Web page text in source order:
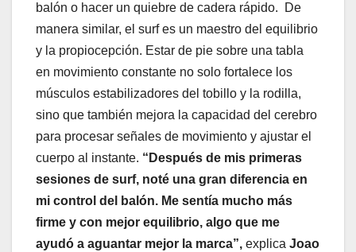
balón o hacer un quiebre de cadera rápido. De
manera similar, el surf es un maestro del equilibrio
y la propiocepción. Estar de pie sobre una tabla
en movimiento constante no solo fortalece los
músculos estabilizadores del tobillo y la rodilla,
sino que también mejora la capacidad del cerebro
para procesar señales de movimiento y ajustar el
cuerpo al instante. “Después de mis primeras
sesiones de surf, noté una gran diferencia en
mi control del balón. Me sentía mucho más
firme y con mejor equilibrio, algo que me
ayudó a aguantar mejor la marca”, explica Joao